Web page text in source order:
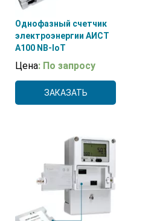
Однофазный счетчик
электроэнергии АИСТ
А100 NB-IoT
Цена: По запросу
ЗАКАЗАТЬ